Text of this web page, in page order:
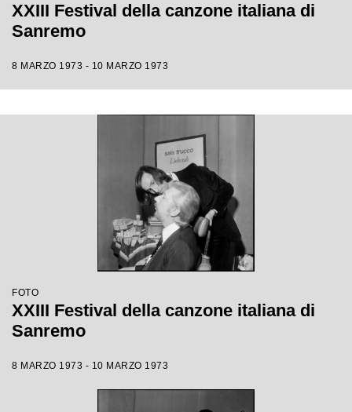
XXIII Festival della canzone italiana di
Sanremo
8 MARZO 1973 - 10 MARZO 1973
FOTO
XXIII Festival della canzone italiana di
Sanremo
8 MARZO 1973 - 10 MARZO 1973